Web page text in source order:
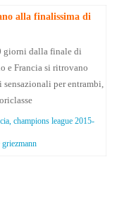
alla finalissima di
giorni dalla finale di
e Francia si ritrovano
per entrambi,
champions league 2015-